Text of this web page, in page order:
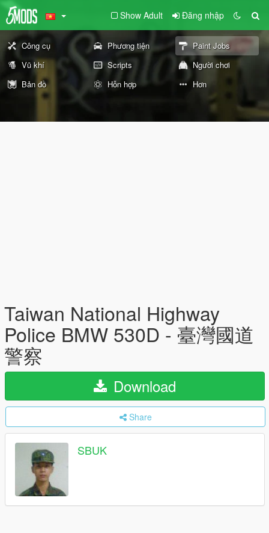
Show Adult Đăng nhập
Công cụ Phương tiện
Paint Jobs
Vũ khí
Scripts
Người chơi
Bản đồ
Hỗn hợp Hơn
Taiwan National Highway
Police BMW 530D - 臺灣國道
警察
Download
Share
SBUK